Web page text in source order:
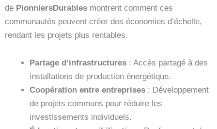
de PionniersDurables montrent comment ces
communautés peuvent créer des économies d’échelle,
rendant les projets plus rentables.
Partage d’infrastructures : Accès partagé à des
installations de production énergétique.
Coopération entre entreprises : Développement
de projets communs pour réduire les
investissements individuels.